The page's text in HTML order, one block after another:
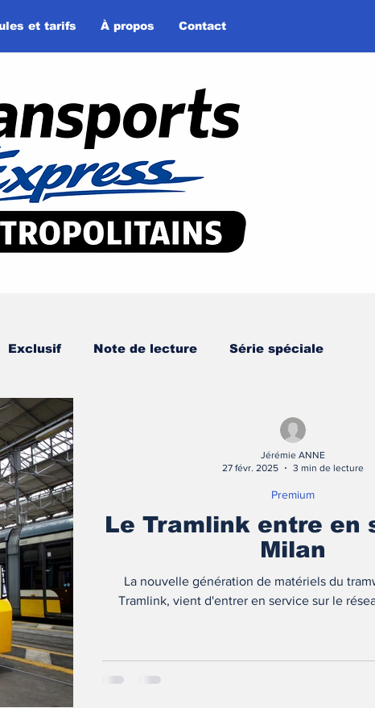
et tarifs À propos Contact
Exclusif Note de lecture Série spéciale
Le Tramlink entre en
Milan
La nouvelle génération de matériels du
Tramlink, vient d'entrer en service sur le
Premium
Jérémie ANNE
27 févr. 2025
3 min de lecture